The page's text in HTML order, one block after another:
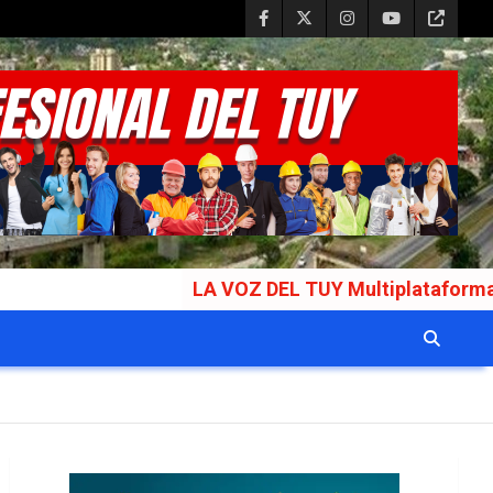
LA VOZ DEL TUY Multiplataforma Informativa